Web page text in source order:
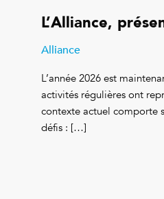
L’Alliance,
Alliance
L’année 2026 est
activités régulières ont
contexte actuel comporte
défis : […]